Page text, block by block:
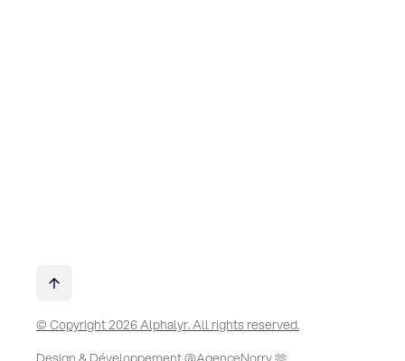
© Copyright 2026 Alphalyr. All rights reserved.